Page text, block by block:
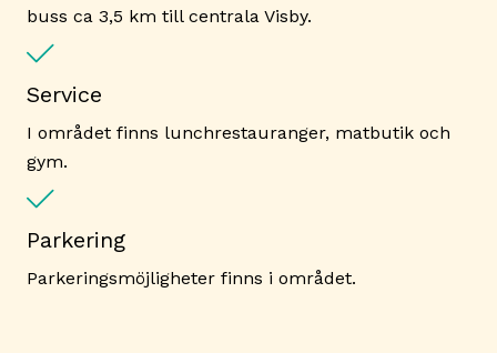
buss ca 3,5 km till centrala Visby.
Service
I området finns lunchrestauranger, matbutik och
gym.
Parkering
Parkeringsmöjligheter finns i området.